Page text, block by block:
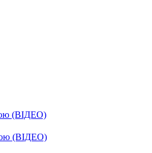
(ВІДЕО)
(ВІДЕО)